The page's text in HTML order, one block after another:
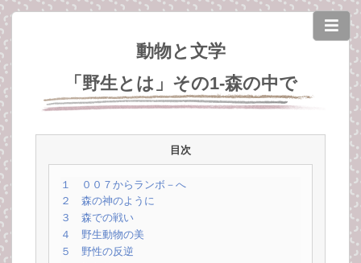
動物と文学
「野生とは」その1-森の中で
目次
１ ００７からランボ－へ
２ 森の神のように
３ 森での戦い
４ 野生動物の美
５ 野性の反逆